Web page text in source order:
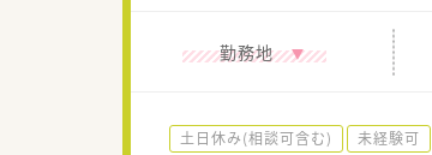
勤務地
土日休み(相談可含む) 未経験可